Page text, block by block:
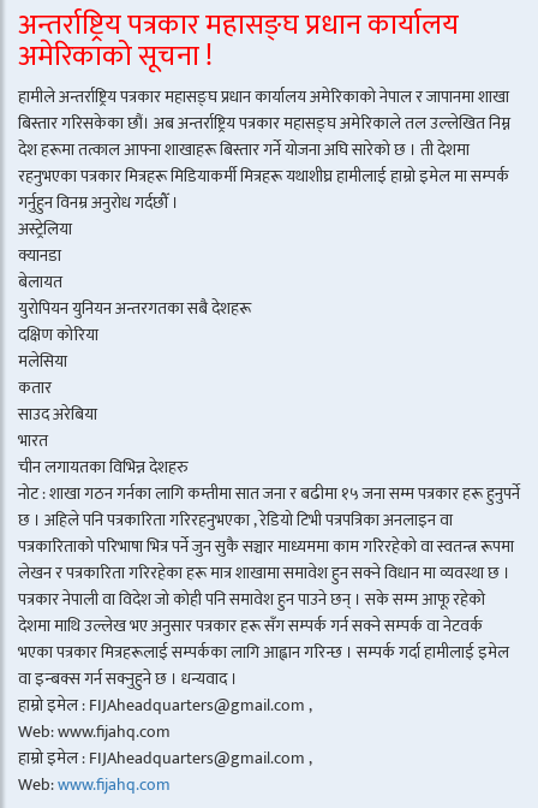
अन्तर्राष्ट्रिय पत्रकार महासङ्घ प्रधान कार्यालय
अमेरिकाको सूचना !
हामीले अन्तर्राष्ट्रिय पत्रकार महासङ्घ प्रधान कार्यालय अमेरिकाको नेपाल र जापानमा शाखा
बिस्तार गरिसकेका छौं। अब अन्तर्राष्ट्रिय पत्रकार महासङ्घ अमेरिकाले तल उल्लेखित निम्न
देश हरूमा तत्काल आफ्ना शाखाहरू बिस्तार गर्ने योजना अघि सारेको छ । ती देशमा
रहनुभएका पत्रकार मित्रहरू मिडियाकर्मी मित्रहरू यथाशीघ्र हामीलाई हाम्रो इमेल मा सम्पर्क
गर्नुहुन विनम्र अनुरोध गर्दछौँ ।
अस्ट्रेलिया
क्यानडा
बेलायत
युरोपियन युनियन अन्तरगतका सबै देशहरू
दक्षिण कोरिया
मलेसिया
कतार
साउद अरेबिया
भारत
चीन लगायतका विभिन्न देशहरु
नोट : शाखा गठन गर्नका लागि कम्तीमा सात जना र बढीमा १५ जना सम्म पत्रकार हरू हुनुपर्ने
छ । अहिले पनि पत्रकारिता गरिरहनुभएका , रेडियो टिभी पत्रपत्रिका अनलाइन वा
पत्रकारिताको परिभाषा भित्र पर्ने जुन सुकै सञ्चार माध्यममा काम गरिरहेको वा स्वतन्त्र रूपमा
लेखन र पत्रकारिता गरिरहेका हरू मात्र शाखामा समावेश हुन सक्ने विधान मा व्यवस्था छ ।
पत्रकार नेपाली वा विदेश जो कोही पनि समावेश हुन पाउने छन् । सके सम्म आफू रहेको
देशमा माथि उल्लेख भए अनुसार पत्रकार हरू सँग सम्पर्क गर्न सक्ने सम्पर्क वा नेटवर्क
भएका पत्रकार मित्रहरूलाई सम्पर्कका लागि आह्वान गरिन्छ । सम्पर्क गर्दा हामीलाई इमेल
वा इन्बक्स गर्न सक्नुहुने छ । धन्यवाद ।
हाम्रो इमेल : FIJAheadquarters@gmail.com ,
Web: www.fijahq.com
हाम्रो इमेल : FIJAheadquarters@gmail.com ,
Web:www.fijahq.com